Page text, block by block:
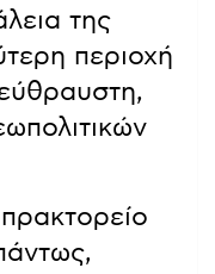
της
περιοχή